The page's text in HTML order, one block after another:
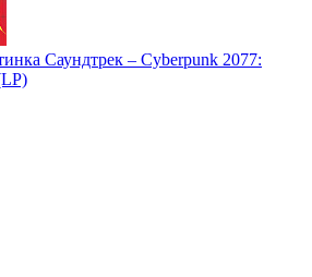
Саундтрек – Cyberpunk 2077: